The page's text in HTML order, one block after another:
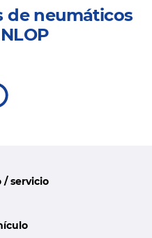
de neumáticos
/ servicio